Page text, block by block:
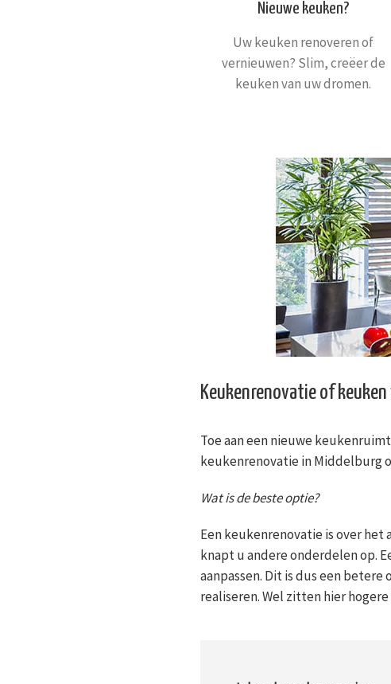
Nieuwe keuken?
Uw keuken renoveren of
vernieuwen? Slim, creëer de
keuken van uw dromen.
Keukenrenovatie of
Toe aan een nieuwe
keukenrenovatie in Middelburg
Wat is de beste optie?
Een keukenrenovatie is over
knapt u andere onderdelen op.
aanpassen. Dit is dus een
realiseren. Wel zitten hier hogere